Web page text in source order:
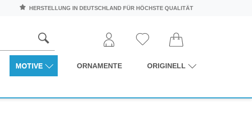
HERSTELLUNG IN DEUTSCHLAND FÜR HÖCHSTE QUALITÄT
MOTIVE ORNAMENTE ORIGINELL